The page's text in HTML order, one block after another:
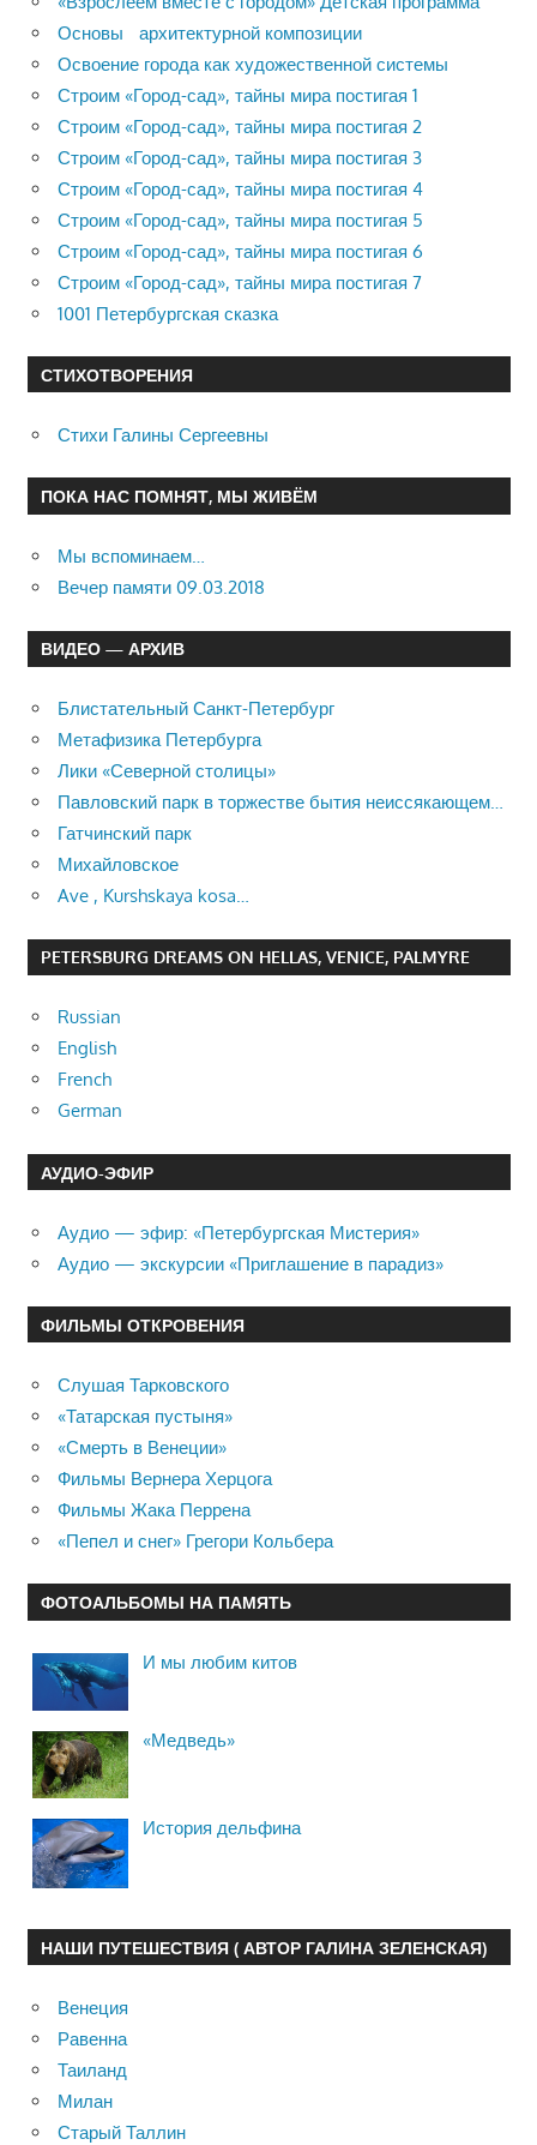
Основы архитектурной композиции
Освоение города как художественной системы
Строим «Город-сад», тайны мира постигая 1
Строим «Город-сад», тайны мира постигая 2
Строим «Город-сад», тайны мира постигая 3
Строим «Город-сад», тайны мира постигая 4
Строим «Город-сад», тайны мира постигая 5
Строим «Город-сад», тайны мира постигая 6
Строим «Город-сад», тайны мира постигая 7
1001 Петербургская сказка
СТИХОТВОРЕНИЯ
Стихи Галины Сергеевны
ПОКА НАС ПОМНЯТ, МЫ ЖИВЁМ
Мы вспоминаем…
Вечер памяти 09.03.2018
ВИДЕО — АРХИВ
Блистательный Санкт-Петербург
Метафизика Петербурга
Лики «Северной столицы»
Павловский парк в торжестве бытия неиссякающем…
Гатчинский парк
Михайловское
Ave , Kurshskaya kosa…
PETERSBURG DREAMS ON HELLAS, VENICE, PALMYRE
Russian
English
French
German
АУДИО-ЭФИР
Аудио — эфир: «Петербургская Мистерия»
Аудио — экскурсии «Приглашение в парадиз»
ФИЛЬМЫ ОТКРОВЕНИЯ
Слушая Тарковского
«Татарская пустыня»
«Смерть в Венеции»
Фильмы Вернера Херцога
Фильмы Жака Перрена
«Пепел и снег» Грегори Кольбера
ФОТОАЛЬБОМЫ НА ПАМЯТЬ
И мы любим китов
«Медведь»
История дельфина
НАШИ ПУТЕШЕСТВИЯ ( АВТОР ГАЛИНА ЗЕЛЕНСКАЯ)
Венеция
Равенна
Таиланд
Милан
Старый Таллин